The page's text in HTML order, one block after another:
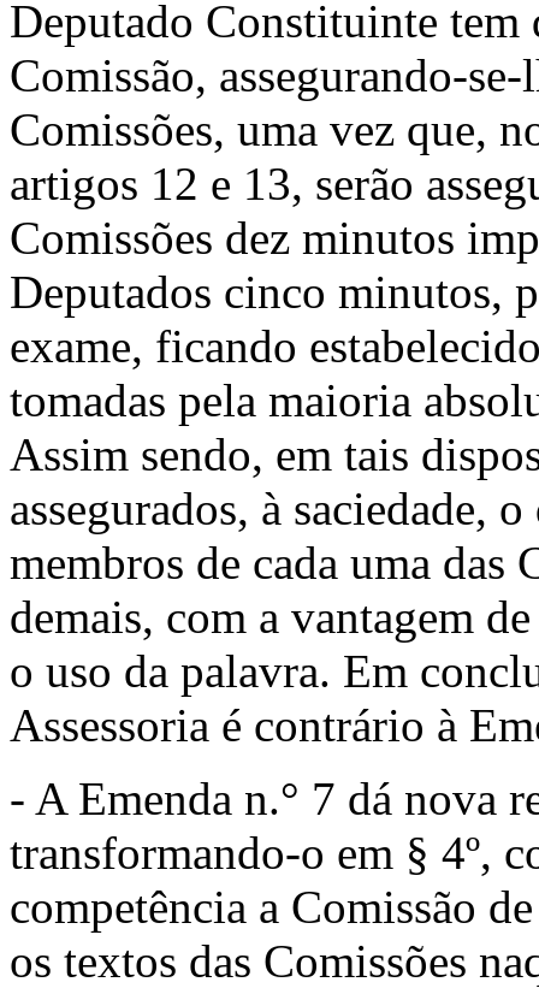
Deputado Constituinte
Comissão, assegurando-
Comissões, uma vez que,
artigos 12 e 13, serão
Comissões dez minutos
Deputados cinco minutos,
exame, ficando
tomadas pela maioria
Assim sendo, em tais
assegurados, à saciedade,
membros de cada uma das
demais, com a vantagem
o uso da pa­lavra. Em
Assessoria é contrário à
- A Emenda n.° 7 dá nova
transformando-o em § 4º,
competência a Comissão
os textos das Comis­sões